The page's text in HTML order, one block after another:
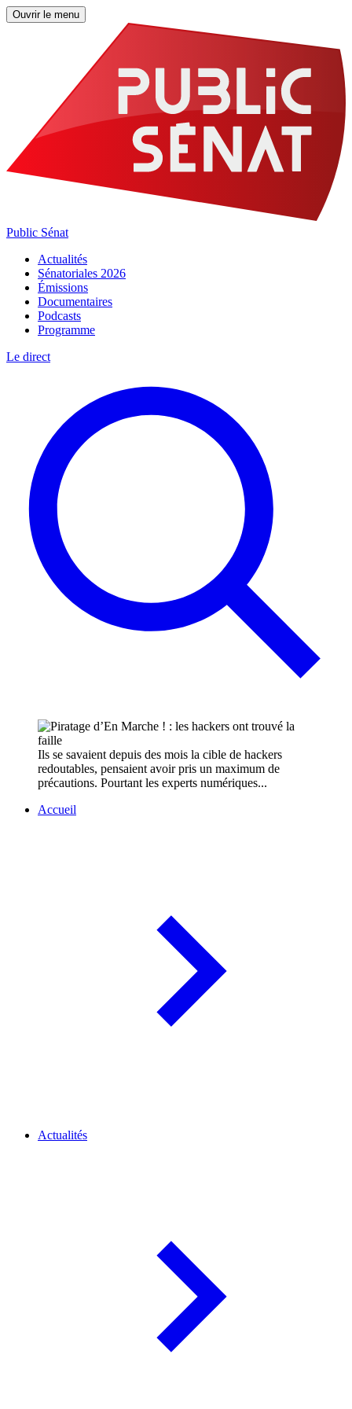
Ouvrir le menu
Public Sénat
Actualités
Sénatoriales 2026
Émissions
Documentaires
Podcasts
Programme
Le direct
Ils se savaient depuis des mois la cible de hackers
redoutables, pensaient avoir pris un maximum de
précautions. Pourtant les experts numériques...
Accueil
Actualités